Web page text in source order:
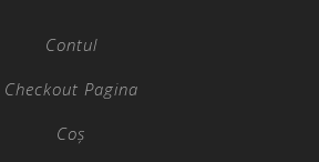
Contul
Checkout Pagina
Coș